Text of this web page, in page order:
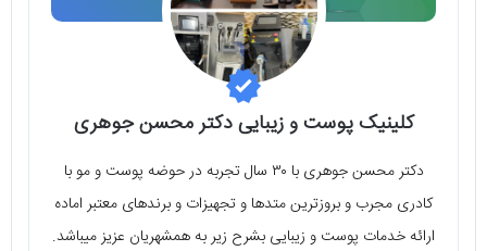
کلینیک پوست و زیبایی دکتر محسن جوهری
دکتر محسن جوهری با ۳۰ سال تجربه در حوضه پوست و مو با
کادری مجرب و بروزترین متدها و تجهیزات و برندهای معتبر اماده
ارائه خدمات پوست و زیبایی بشرح زیر به همشهریان عزیز میباشد.